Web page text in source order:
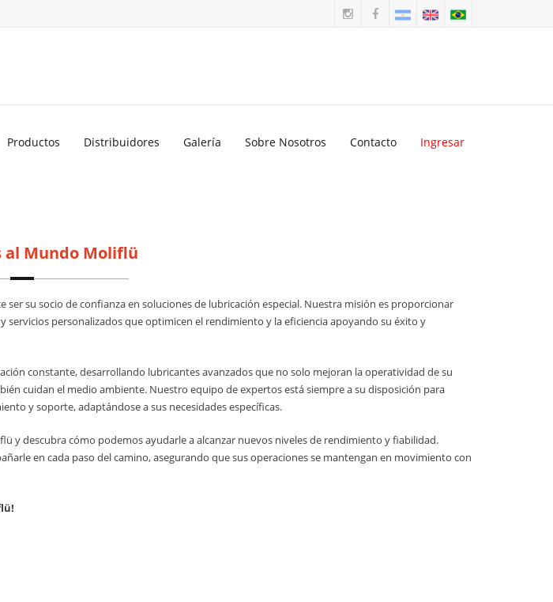
Productos Distribuidores Galería Sobre Nosotros Contacto Ingresar
al Mundo Moliflü
ser su socio de confianza en soluciones de lubricación especial. Nuestra misión es proporcionar
servicios personalizados que optimicen el rendimiento y la eficiencia apoyando su éxito y
constante, desarrollando lubricantes avanzados que no solo mejoran la operatividad de su
cuidan el medio ambiente. Nuestro equipo de expertos está siempre a su disposición para
y soporte, adaptándose a sus necesidades específicas.
y descubra cómo podemos ayudarle a alcanzar nuevos niveles de rendimiento y fiabilidad.
en cada paso del camino, asegurando que sus operaciones se mantengan en movimiento con